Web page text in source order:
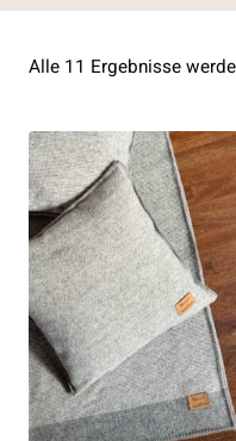
Alle 11 Ergebnisse